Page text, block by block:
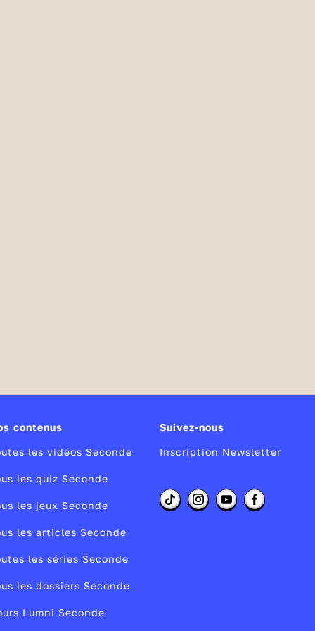
contenus
les vidéos Seconde
les quiz Seconde
les jeux Seconde
les articles Seconde
les séries Seconde
les dossiers Seconde
Lumni Seconde
Suivez-nous
Inscription Newsletter